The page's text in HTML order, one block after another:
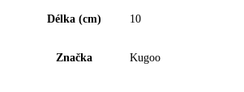
Délka (cm) 10
Značka Kugoo